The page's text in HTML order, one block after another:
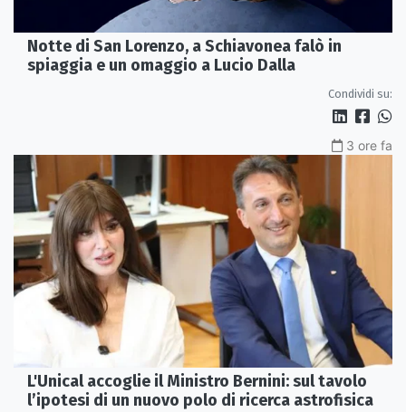
Notte di San Lorenzo, a Schiavonea falò in
spiaggia e un omaggio a Lucio Dalla
Condividi su:
3 ore fa
L'Unical accoglie il Ministro Bernini: sul tavolo
l’ipotesi di un nuovo polo di ricerca astrofisica